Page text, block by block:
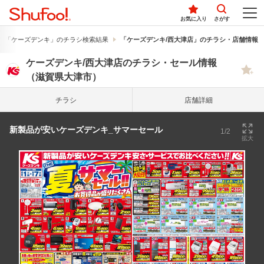
お気に入り さがす
「ケーズデンキ」のチラシ検索結果 「ケーズデンキ/西大津店」のチラシ・店舗情報
ケーズデンキ/西大津店のチラシ・セール情報
（滋賀県大津市）
チラシ 店舗詳細
新製品が安いケーズデンキ_サマーセール 1/2
拡大